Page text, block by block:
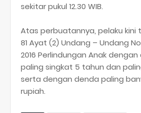
sekitar pukul 12.30 WIB.
Atas perbuatannya, pelaku kini
81 Ayat (2) Undang – Undang
2016 Perlindungan Anak
paling singkat 5 tahun dan
serta dengan denda paling
rupiah.